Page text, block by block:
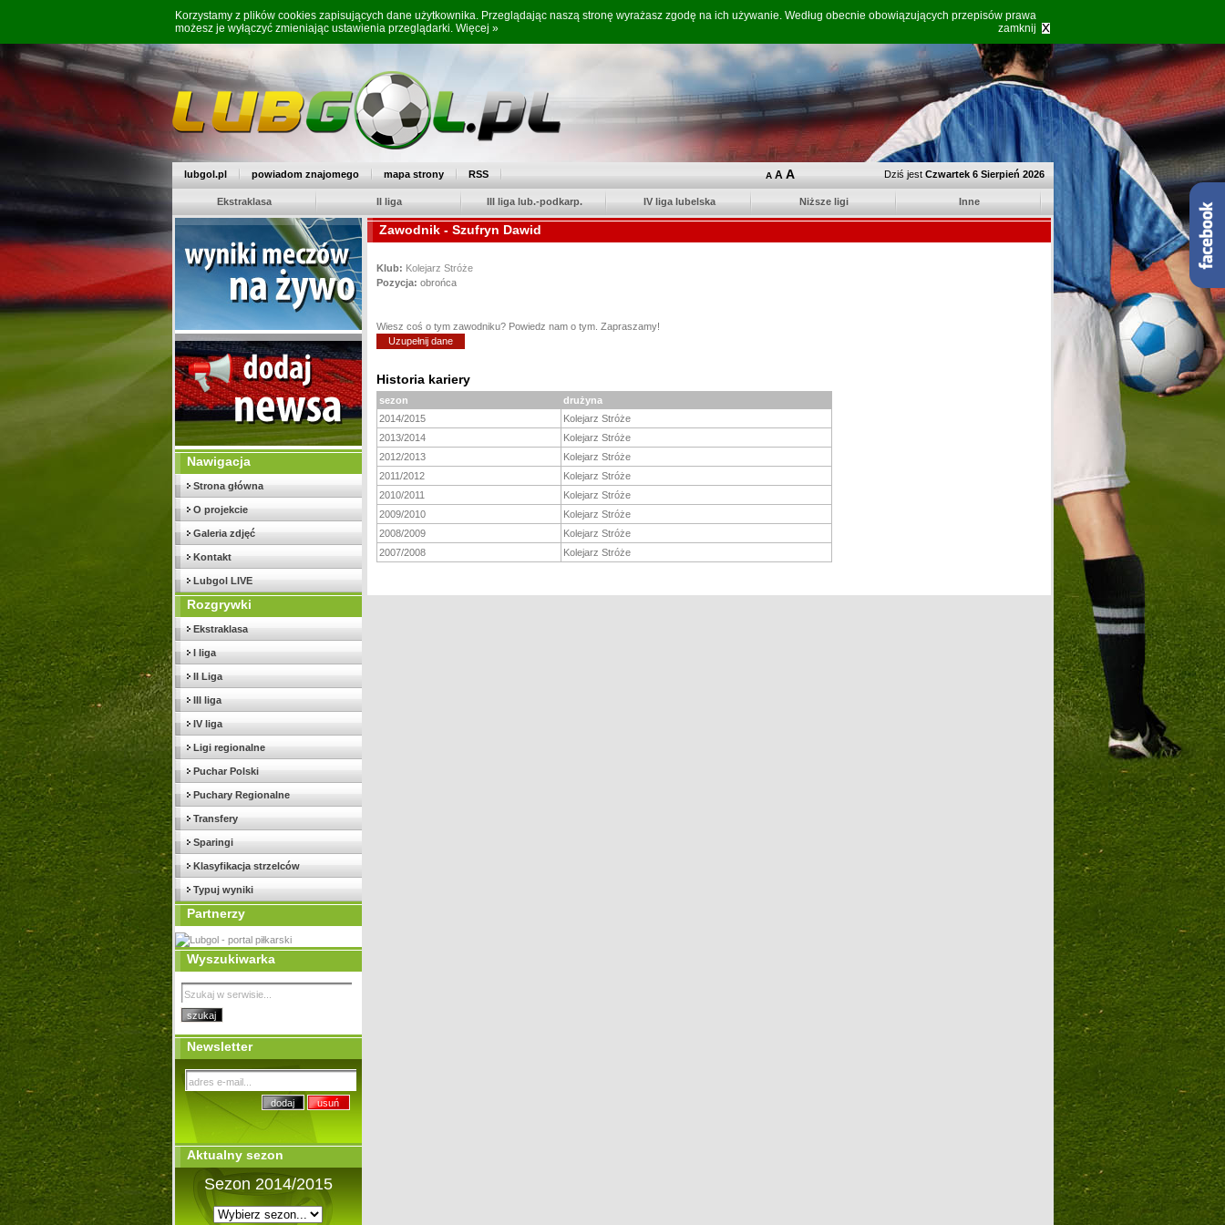
Korzystamy z plików cookies zapisujących dane użytkownika. Przeglądając naszą stronę wyrażasz zgodę na ich używanie. Według obecnie obowiązujących przepisów prawa
możesz je wyłączyć zmieniając ustawienia przeglądarki. Więcej » zamknij
lubgol.pl powiadom znajomego mapa strony RSS A A A Dziś jest Czwartek 6 Sierpień 2026
Ekstraklasa II liga III liga lub.-podkarp. IV liga lubelska Niższe ligi Inne
Nawigacja
Strona główna
O projekcie
Galeria zdjęć
Kontakt
Lubgol LIVE
Rozgrywki
Ekstraklasa
I liga
II Liga
III liga
IV liga
Ligi regionalne
Puchar Polski
Puchary Regionalne
Transfery
Sparingi
Klasyfikacja strzelców
Typuj wyniki
Partnerzy
Wyszukiwarka
Newsletter
Aktualny sezon
Sezon 2014/2015
Zawodnik - Szufryn Dawid
Klub: Kolejarz Stróże
Pozycja: obrońca
Wiesz coś o tym zawodniku? Powiedz nam o tym. Zapraszamy!
Uzupełnij dane
Historia kariery
sezon
drużyna
2014/2015
Kolejarz Stróże
2013/2014
Kolejarz Stróże
2012/2013
Kolejarz Stróże
2011/2012
Kolejarz Stróże
2010/2011
Kolejarz Stróże
2009/2010
Kolejarz Stróże
2008/2009
Kolejarz Stróże
2007/2008
Kolejarz Stróże